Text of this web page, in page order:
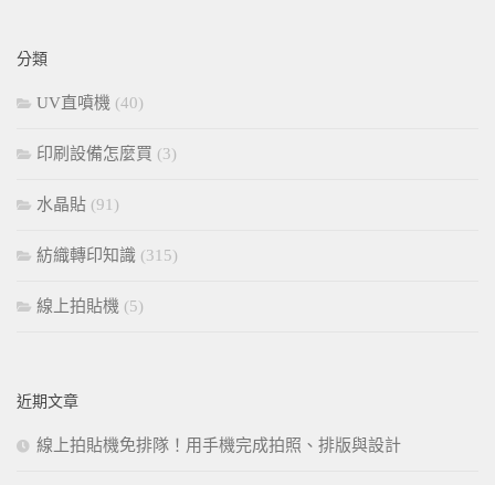
字:
分類
UV直噴機 (40)
印刷設備怎麼買 (3)
水晶貼 (91)
紡織轉印知識 (315)
線上拍貼機 (5)
近期文章
線上拍貼機免排隊！用手機完成拍照、排版與設計